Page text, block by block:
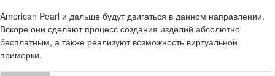
American Pearl и дальше будут двигаться в данном направлении.
Вскоре они сделают процесс создания изделий абсолютно
бесплатным, а также реализуют возможность виртуальной
примерки.